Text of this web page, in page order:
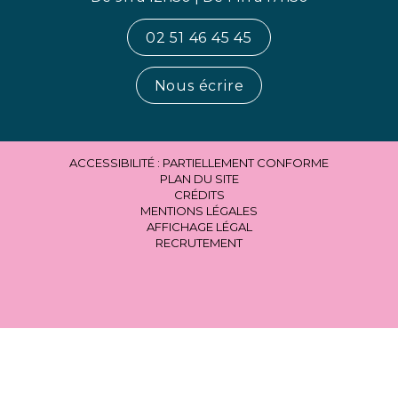
02 51 46 45 45
Nous écrire
ACCESSIBILITÉ : PARTIELLEMENT CONFORME
PLAN DU SITE
CRÉDITS
MENTIONS LÉGALES
AFFICHAGE LÉGAL
RECRUTEMENT